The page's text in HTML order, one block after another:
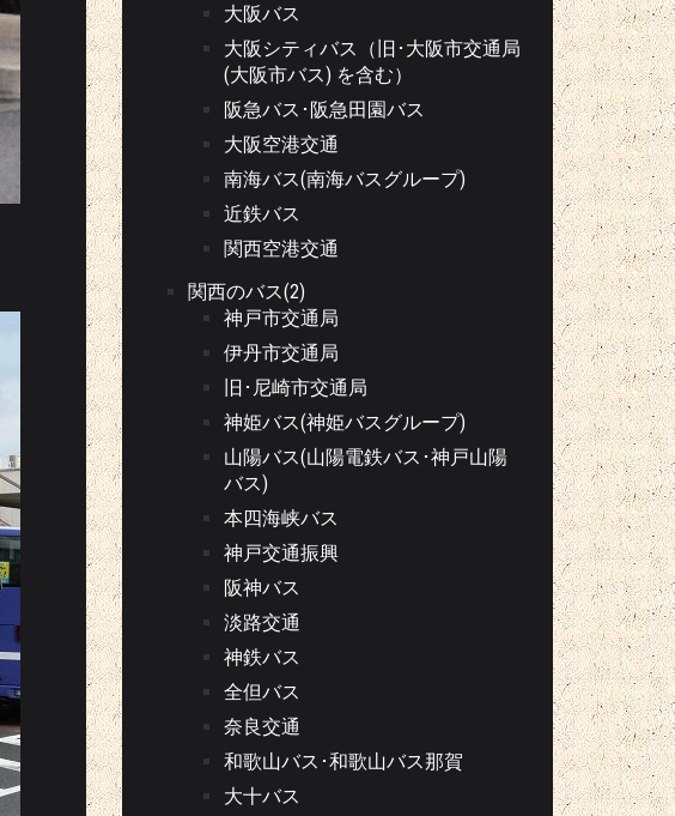
大阪バス
大阪シティバス（旧･大阪市交通局
(大阪市バス) を含む）
阪急バス･阪急田園バス
大阪空港交通
南海バス(南海バスグループ)
近鉄バス
関西空港交通
関西のバス(2)
神戸市交通局
伊丹市交通局
旧･尼崎市交通局
神姫バス(神姫バスグループ)
山陽バス(山陽電鉄バス･神戸山陽
バス)
本四海峡バス
神戸交通振興
阪神バス
淡路交通
神鉄バス
全但バス
奈良交通
和歌山バス･和歌山バス那賀
大十バス